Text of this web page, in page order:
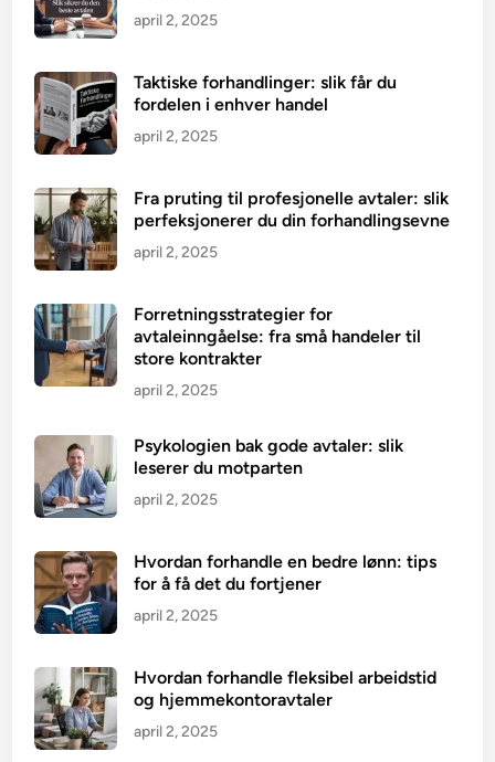
april 2, 2025
Taktiske forhandlinger: slik får du
fordelen i enhver handel
april 2, 2025
Fra pruting til profesjonelle avtaler: slik
perfeksjonerer du din forhandlingsevne
april 2, 2025
Forretningsstrategier for
avtaleinngåelse: fra små handeler til
store kontrakter
april 2, 2025
Psykologien bak gode avtaler: slik
leserer du motparten
april 2, 2025
Hvordan forhandle en bedre lønn: tips
for å få det du fortjener
april 2, 2025
Hvordan forhandle fleksibel arbeidstid
og hjemmekontoravtaler
april 2, 2025